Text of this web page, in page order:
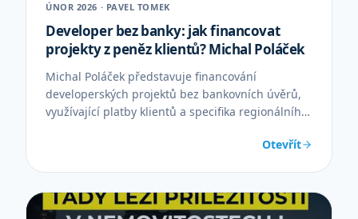
ÚNOR 2026 · PAVEL TOMEK
Developer bez banky: jak financovat
projekty z peněz klientů? Michal Poláček
Michal Poláček představuje financování
developerských projektů bez bankovních úvěrů,
využívající platby klientů a specifika regionálního
Otevřít